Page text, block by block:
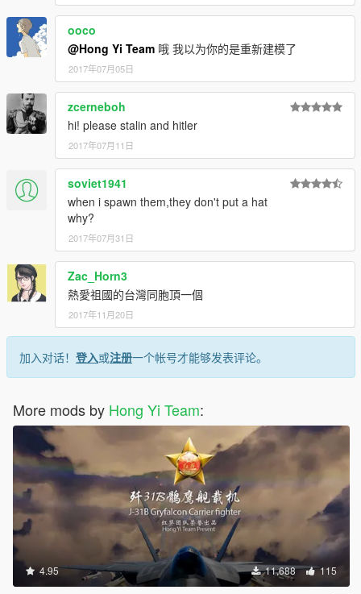
ooco
@Hong Yi Team 哦 我以为你的是重新建模了
2017年07月05日
zcerneboh
hi! please stalin and hitler
2017年07月11日
soviet1941
when i spawn them,they don't put a hat
why?
2017年07月31日
Zac_Horn3
熱愛祖國的台灣同胞頂一個
2017年11月20日
加入对话！ 登入或注册一个帐号才能够发表评论。
More mods by Hong Yi Team:
4.95 11,688 115